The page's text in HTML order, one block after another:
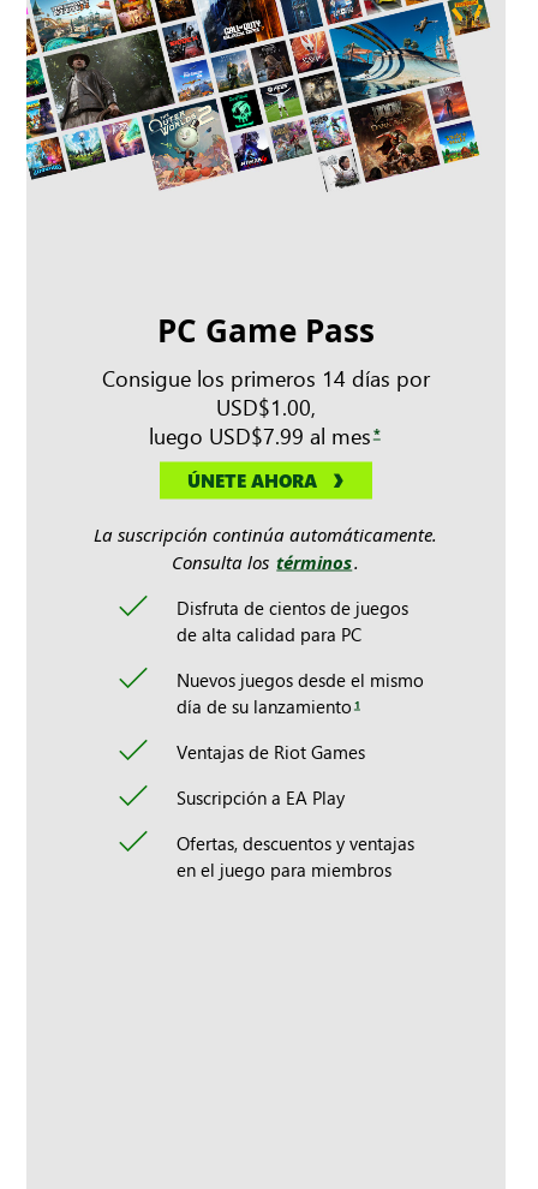
PC Game Pass
Consigue los primeros 14 días por
USD$1.00,
luego USD$7.99 al mes *
ÚNETE AHORA
La suscripción continúa automáticamente.
Consulta los términos.
Disfruta de cientos de juegos
de alta calidad para PC
Nuevos juegos desde el mismo
día de su lanzamiento 1
Ventajas de Riot Games
Suscripción a EA Play
Ofertas, descuentos y ventajas
en el juego para miembros